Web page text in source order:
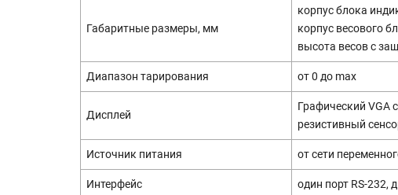
Габаритные размеры, мм
корпус блока
корпус весового
высота весов с
Диапазон тарирования от 0 до max
Дисплей
Графический VGA
резистивный
Источник питания от сети
Интерфейс один порт RS-232,